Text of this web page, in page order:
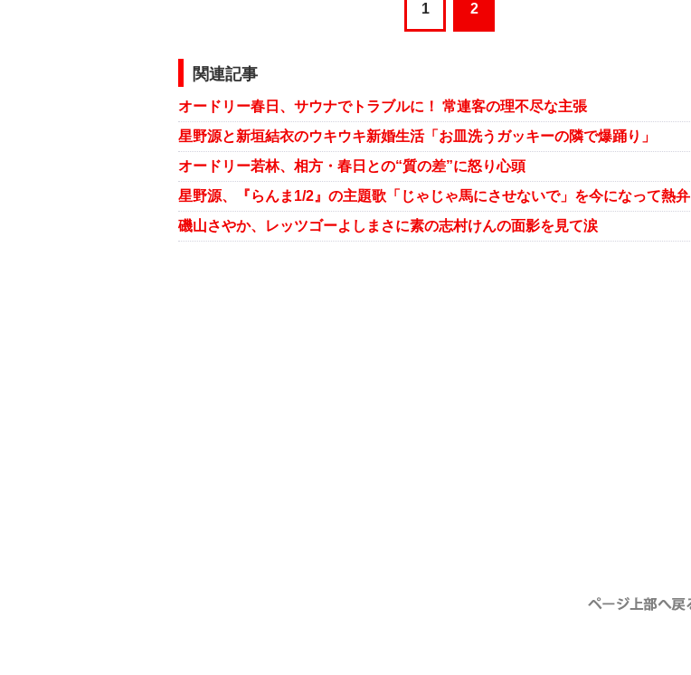
1 2
関連記事
オードリー春日、サウナでトラブルに！ 常連客の理不尽な主張
星野源と新垣結衣のウキウキ新婚生活「お皿洗うガッキーの隣で爆踊り」
オードリー若林、相方・春日との“質の差”に怒り心頭
星野源、『らんま1/2』の主題歌「じゃじゃ馬にさせないで」を今になって熱弁
磯山さやか、レッツゴーよしまさに素の志村けんの面影を見て涙